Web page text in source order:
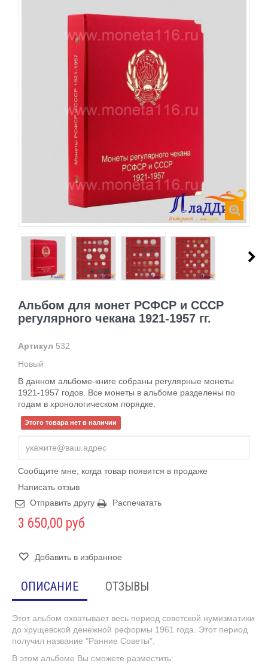
Альбом для монет РСФСР и СССР
регулярного чекана 1921-1957 гг.
Артикул 532
Новый
В данном альбоме-книге собраны регулярные монеты
1921-1957 годов. Все монеты в альбоме разделены по
годам в хронологическом порядке.
Этого товара нет в наличии
Сообщите мне, когда товар появится в продаже
Написать отзыв
Отправить другу
Распечатать
3 650,00 руб
Добавить в избранное
ОПИСАНИЕ ОТЗЫВЫ
Этот альбом охватывает весь период советской нумизматики
до хрущевской денежной реформы 1961 года. Этот период
получил название "Ранние Советы".
В этом альбоме Вы сможете разместить: